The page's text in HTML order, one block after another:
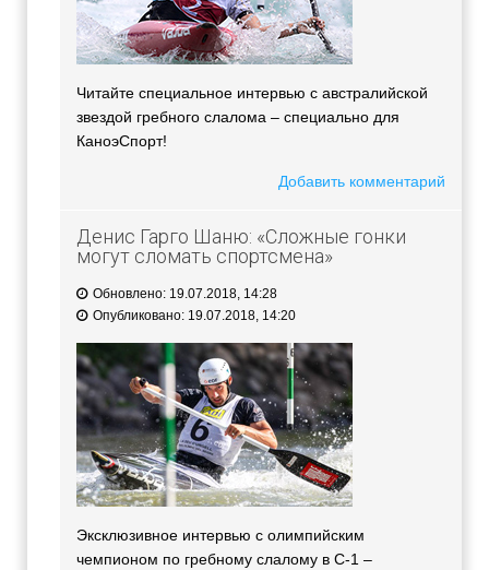
Читайте специальное интервью с австралийской
звездой гребного слалома – специально для
КаноэСпорт!
Добавить комментарий
Денис Гарго Шаню: «Сложные гонки
могут сломать спортсмена»
Обновлено: 19.07.2018, 14:28
Опубликовано: 19.07.2018, 14:20
Эксклюзивное интервью с олимпийским
чемпионом по гребному слалому в С-1 –